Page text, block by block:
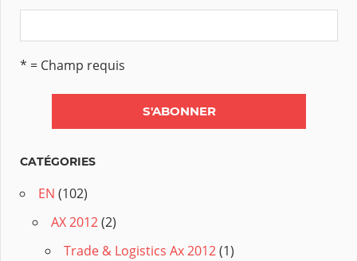
* = Champ requis
CATÉGORIES
EN (102)
AX 2012(2)
Trade & Logistics Ax 2012(1)